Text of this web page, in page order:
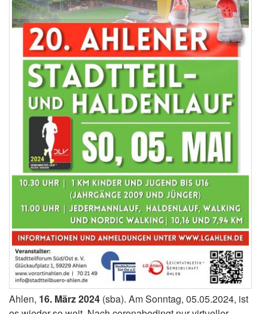
Ahlen, 16. März 2024 (sba). Am Sonntag, 05.05.2024, ist